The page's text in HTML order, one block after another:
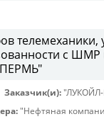
телемеханики,
с
Заказчик(и):
"Нефтяная